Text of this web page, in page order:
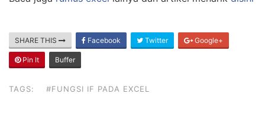
SHARE THIS Facebook Twitter Google+
Pin It Buffer
TAGS: #FUNGSI IF PADA EXCEL